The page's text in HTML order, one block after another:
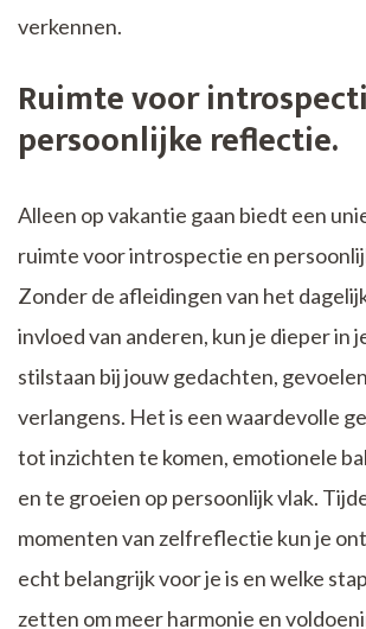
verkennen.
Ruimte voor
persoonlijke reflectie.
Alleen op vakantie gaan biedt een
ruimte voor introspectie en
Zonder de afleidingen van het
invloed van anderen, kun je dieper in
stilstaan bij jouw gedachten,
verlangens. Het is een waardevolle
tot inzichten te komen, emotionele
en te groeien op persoonlijk vlak.
momenten van zelfreflectie kun je
echt belangrijk voor je is en welke
zetten om meer harmonie en